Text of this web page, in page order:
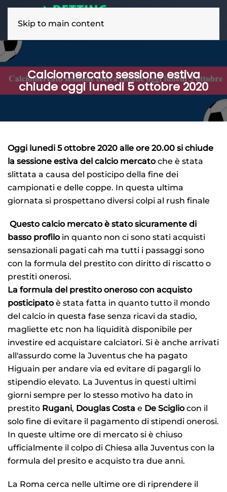
Skip to main content
Calciomercato sessione estiva
chiude oggi lunedi 5 ottobre 2020
Oggi lunedi 5 ottobre 2020 alle ore 20.00 si chiude
la sessione estiva del calcio mercatoche è stata
slittata a causa del posticipo della fine dei
campionati e delle coppe. In questa ultima
giornata si prospettano diversi colpi al rush finale
Questo calcio mercato è stato sicuramente di
basso profiloin quanto non ci sono stati acquisti
sensazionali pagati cah ma tutti i passaggi sono
con la formula del prestito con diritto di riscatto o
prestiti onerosi.
La formula del prestito oneroso con acquisto
posticipatoè stata fatta in quanto tutto il mondo
del calcio in questa fase senza ricavi da stadio,
magliette etc non ha liquidità disponibile per
investire ed acquistare calciatori. Si è anche arrivati
all'assurdo come la Juventus che ha pagato
Higuain per andare via ed evitare di pagargli lo
stipendio elevato. La Juventus in questi ultimi
giorni sempre per lo stesso motivo ha dato in
prestito Rugani, Douglas Costa e De Scigliocon il
solo fine di evitare il pagamento di stipendi onerosi.
In queste ultime ore di mercato si è chiuso
ufficialmente il colpo di Chiesa alla Juventus con la
formula del presito e acquisto tra due anni.
La Roma cerca nelle ultime ore di riprendere il